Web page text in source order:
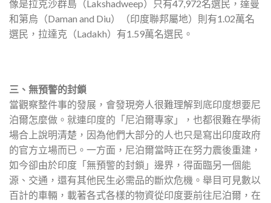
像是拉克沙群島（Lakshadweep）只有47,972名選民，達曼
和第烏（Daman and Diu）（印度聯邦屬地）則有1.02萬名
選民，拉達克（Ladakh）有1.59萬名選民。
三、無預警的封鎖
當觀察整件事的發展，會發現旁人很難理解到底印度想要尼
泊爾怎麼做。就連印度的「尼泊爾專家」，也都很難在學術
場合上說明清楚，因為他們大部分的人也只是寫出印度政府
的官方立場而已。一方面，尼泊爾當時正在努力震後重建，
如今卻由於印度「無預警的封鎖」邊界，得面臨另一個能
源、交通，還有其他民生必需品的斷炊危機。舉目可見數以
百計的車輛，載著各式各樣的物資從印度要前往尼泊爾，在